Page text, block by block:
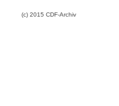
(c) 2015 CDF-Archiv